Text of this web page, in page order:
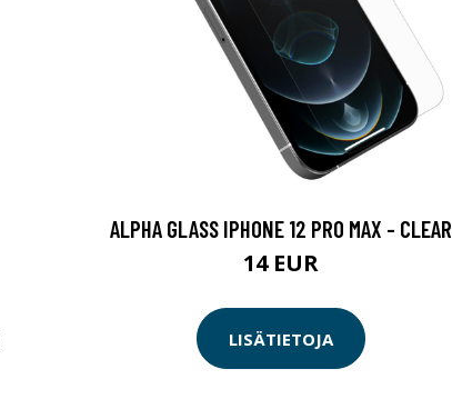
ALPHA GLASS IPHONE 12 PRO MAX - CLEAR
14 EUR
LISÄTIETOJA